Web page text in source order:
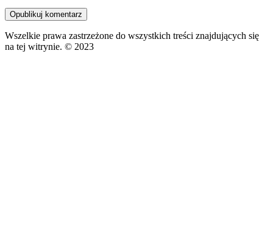
Wszelkie prawa zastrzeżone do wszystkich treści znajdujących się
na tej witrynie. © 2023